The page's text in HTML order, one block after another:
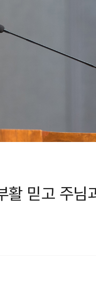
믿고 주님